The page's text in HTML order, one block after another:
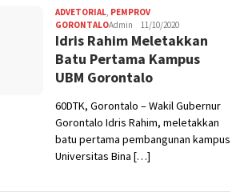
ADVETORIAL, PEMPROV
GORONTALOAdmin 11/10/2020
Idris Rahim Meletakkan
Batu Pertama Kampus
UBM Gorontalo
60DTK, Gorontalo – Wakil Gubernur
Gorontalo Idris Rahim, meletakkan
batu pertama pembangunan kampus
Universitas Bina […]